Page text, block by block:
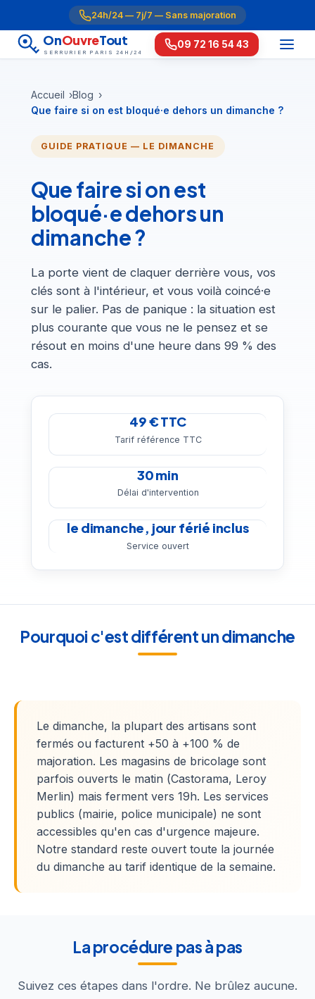
24h/24 — 7j/7 — Sans majoration
OnOuvreTout
SERRURIER PARIS 24H/24
09 72 16 54 43
Accueil
Blog
Que faire si on est bloqué·e dehors un dimanche ?
GUIDE PRATIQUE — LE DIMANCHE
Que faire si on est
bloqué·e dehors un
dimanche ?
La porte vient de claquer derrière vous, vos
clés sont à l'intérieur, et vous voilà coincé·e
sur le palier. Pas de panique : la situation est
plus courante que vous ne le pensez et se
résout en moins d'une heure dans 99 % des
cas.
49 € TTC
Tarif référence TTC
30 min
Délai d'intervention
le dimanche, jour férié inclus
Service ouvert
Pourquoi c'est différent un dimanche
Le dimanche, la plupart des artisans sont
fermés ou facturent +50 à +100 % de
majoration. Les magasins de bricolage sont
parfois ouverts le matin (Castorama, Leroy
Merlin) mais ferment vers 19h. Les services
publics (mairie, police municipale) ne sont
accessibles qu'en cas d'urgence majeure.
Notre standard reste ouvert toute la journée
du dimanche au tarif identique de la semaine.
La procédure pas à pas
Suivez ces étapes dans l'ordre. Ne brûlez aucune.